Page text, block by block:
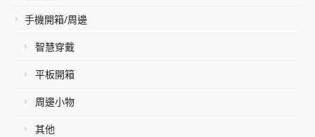
手機開箱/周邊
智慧穿戴
平板開箱
周邊小物
其他